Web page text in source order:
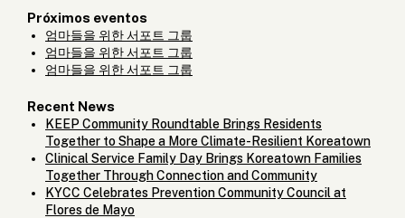
Próximos eventos
엄마들을 위한 서포트 그룹
엄마들을 위한 서포트 그룹
엄마들을 위한 서포트 그룹
Recent News
KEEP Community Roundtable Brings Residents
Together to Shape a More Climate-Resilient Koreatown
Clinical Service Family Day Brings Koreatown Families
Together Through Connection and Community
KYCC Celebrates Prevention Community Council at
Flores de Mayo